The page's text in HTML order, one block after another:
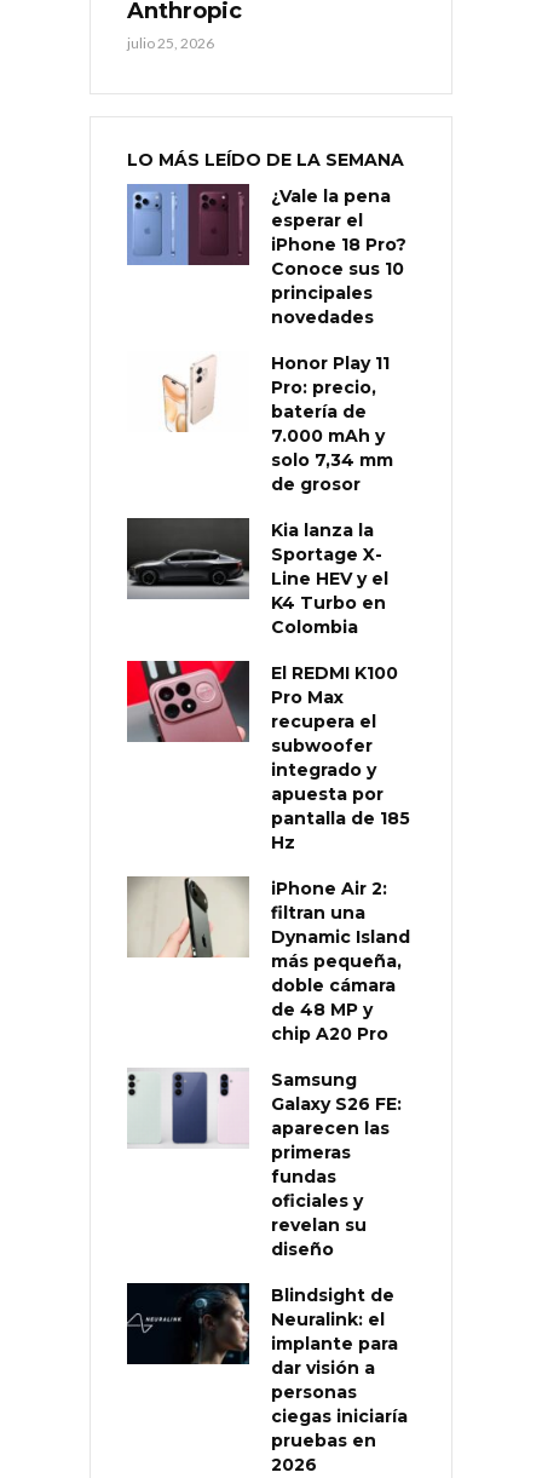
Anthropic
julio 25, 2026
LO MÁS LEÍDO DE LA SEMANA
¿Vale la pena
esperar el
iPhone 18 Pro?
Conoce sus 10
principales
novedades
Honor Play 11
Pro: precio,
batería de
7.000 mAh y
solo 7,34 mm
de grosor
Kia lanza la
Sportage X-
Line HEV y el
K4 Turbo en
Colombia
El REDMI K100
Pro Max
recupera el
subwoofer
integrado y
apuesta por
pantalla de 185
Hz
iPhone Air 2:
filtran una
Dynamic Island
más pequeña,
doble cámara
de 48 MP y
chip A20 Pro
Samsung
Galaxy S26 FE:
aparecen las
primeras
fundas
oficiales y
revelan su
diseño
Blindsight de
Neuralink: el
implante para
dar visión a
personas
ciegas iniciaría
pruebas en
2026